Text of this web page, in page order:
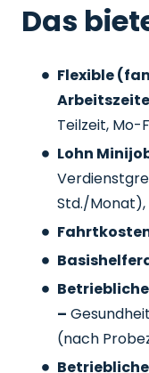
Das
Flexible
Teilzeit, Mo-
Lohn
Std./Monat),
–
(nach